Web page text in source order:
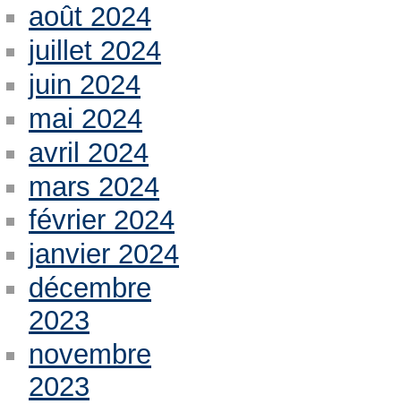
août 2024
juillet 2024
juin 2024
mai 2024
avril 2024
mars 2024
février 2024
janvier 2024
décembre
2023
novembre
2023